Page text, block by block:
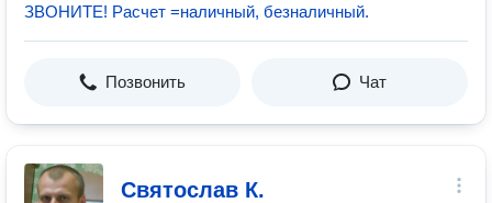
ЗВОНИТЕ! Расчет =наличный, безналичный.
Позвонить Чат
Святослав К.